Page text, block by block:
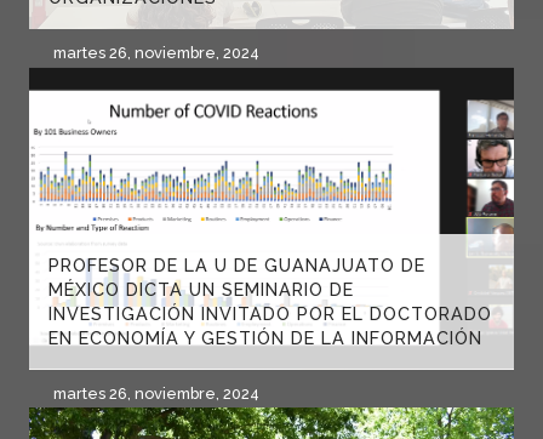
martes 26, noviembre, 2024
PROFESOR DE LA U DE GUANAJUATO DE
MÉXICO DICTA UN SEMINARIO DE
INVESTIGACIÓN INVITADO POR EL DOCTORADO
EN ECONOMÍA Y GESTIÓN DE LA INFORMACIÓN
martes 26, noviembre, 2024